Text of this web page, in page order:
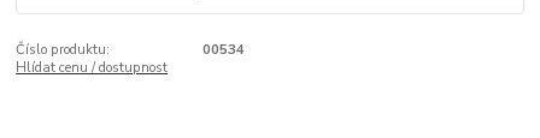
Číslo produktu:
00534
Hlídat cenu / dostupnost